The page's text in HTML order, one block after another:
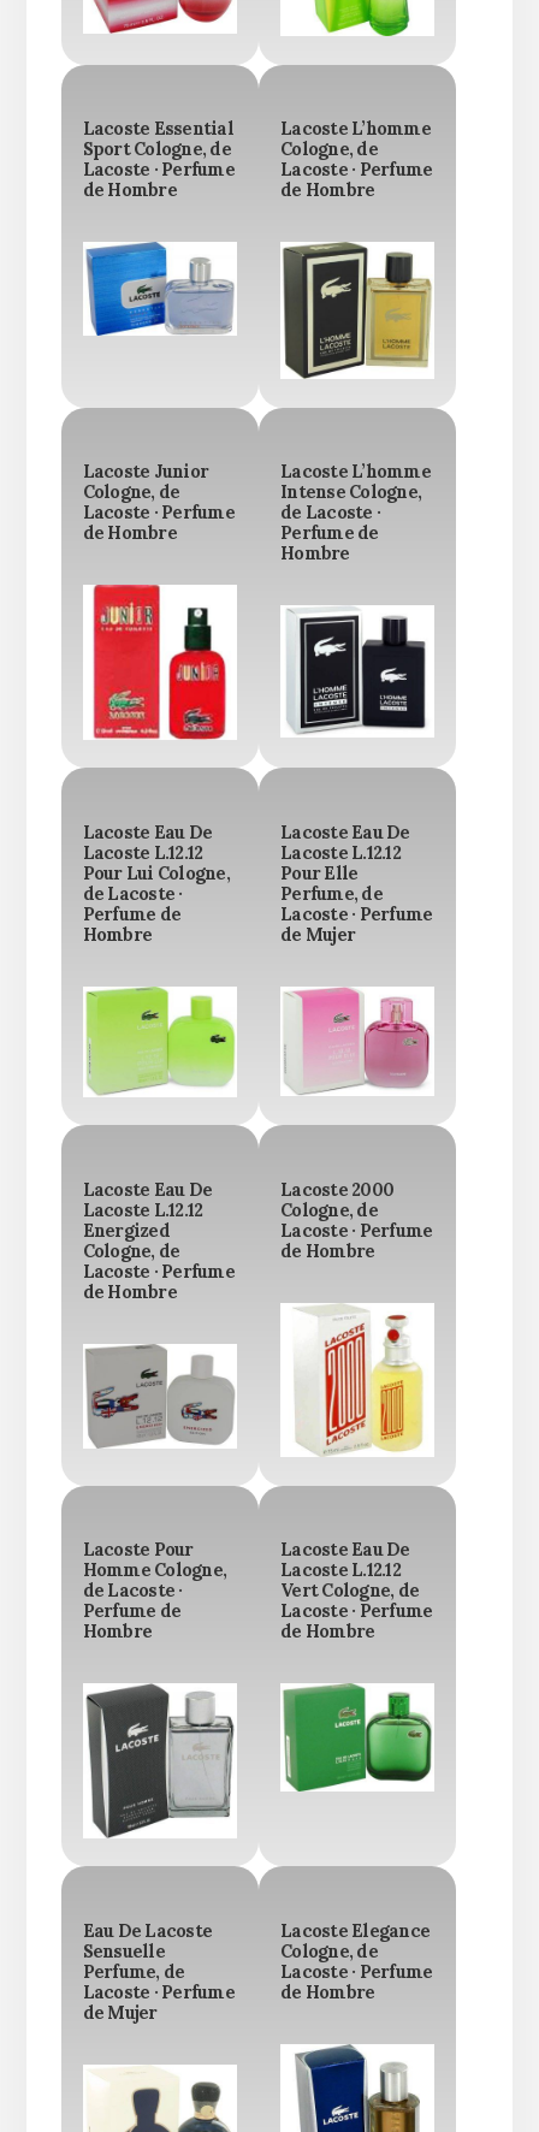
Lacoste Essential
Sport Cologne, de
Lacoste · Perfume
de Hombre
Lacoste L’homme
Cologne, de
Lacoste · Perfume
de Hombre
Lacoste Junior
Cologne, de
Lacoste · Perfume
de Hombre
Lacoste L’homme
Intense Cologne,
de Lacoste ·
Perfume de
Hombre
Lacoste Eau De
Lacoste L.12.12
Pour Lui Cologne,
de Lacoste ·
Perfume de
Hombre
Lacoste Eau De
Lacoste L.12.12
Pour Elle
Perfume, de
Lacoste · Perfume
de Mujer
Lacoste Eau De
Lacoste L.12.12
Energized
Cologne, de
Lacoste · Perfume
de Hombre
Lacoste 2000
Cologne, de
Lacoste · Perfume
de Hombre
Lacoste Pour
Homme Cologne,
de Lacoste ·
Perfume de
Hombre
Lacoste Eau De
Lacoste L.12.12
Vert Cologne, de
Lacoste · Perfume
de Hombre
Eau De Lacoste
Sensuelle
Perfume, de
Lacoste · Perfume
de Mujer
Lacoste Elegance
Cologne, de
Lacoste · Perfume
de Hombre